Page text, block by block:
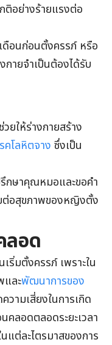
ติอย่างร้ายแรงต่อ
ดือนก่อนตั้งครรภ์ หรือ
ายจำเป็นต้องได้รับ
ยให้ร่างกายสร้าง
คโลหิตจาง ซึ่งเป็น
กษาคุณหมอและขอคำ
ต่อสุขภาพของหญิงตั้ง
ลอด
ริ่มตั้งครรภ์ เพราะใน
และพัฒนาการของ
ามเสี่ยงในการเกิด
ลอดตลอดระยะเวลา
ต่ละไตรมาสของการ